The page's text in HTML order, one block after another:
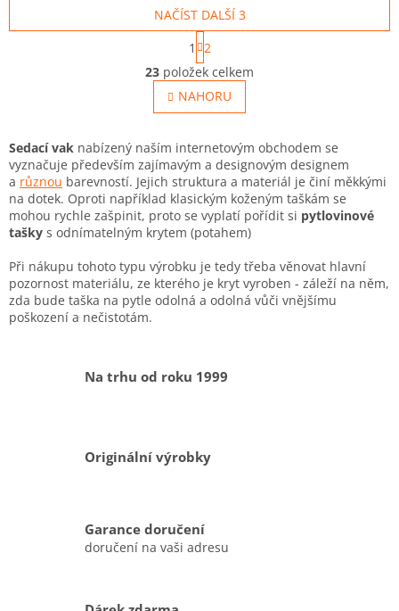
O
v
l
á
a
c
í
p
r
v
y
v
ý
u
NAČÍST DALŠÍ 3
S
t
r
á
n
k
v
á
n
í
1
2
23 položek celkem
NAHORU
Sedací vak nabízený naším internetovým obchodem se
vyznačuje především zajímavým a designovým designem
a různou barevností. Jejich struktura a materiál je činí měkkými
na dotek. Oproti například klasickým koženým taškám se
mohou rychle zašpinit, proto se vyplatí pořídit si pytlovinové
tašky s odnímatelným krytem (potahem)
Při nákupu tohoto typu výrobku je tedy třeba věnovat hlavní
pozornost materiálu, ze kterého je kryt vyroben - záleží na něm,
zda bude taška na pytle odolná a odolná vůči vnějšímu
poškození a nečistotám.
Na trhu od roku 1999
Originální výrobky
Garance doručení
doručení na vaši adresu